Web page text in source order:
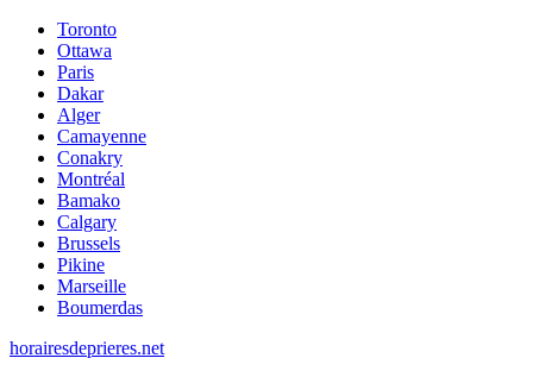
Toronto
Ottawa
Paris
Dakar
Alger
Camayenne
Conakry
Montréal
Bamako
Calgary
Brussels
Pikine
Marseille
Boumerdas
horairesdeprieres.net